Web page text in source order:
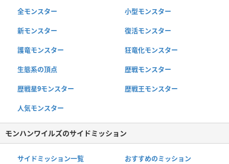
全モンスター 小型モンスター
新モンスター 復活モンスター
護竜モンスター 狂竜化モンスター
生態系の頂点 歴戦モンスター
歴戦星9モンスター 歴戦王モンスター
人気モンスター
モンハンワイルズのサイドミッション
サイドミッション一覧 おすすめのミッション